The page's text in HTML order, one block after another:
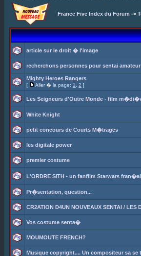
France Five Index du Forum ->
article sur le droit � l'image
recherchons personnes pour sentai amateur
Mighty Heroes Rangers
[ Aller � la page: 1 2 ]
Les Seigneurs d'Outre Monde - film
White Knight
petit concours de Courts M�trages
les digitale power
premier costume
L'ORDRE SITH - un fanfilm Starwars
Pr�sentation, question...
CR2ATION D4UN NOUVEAUX SENTAI / LES
Vos costume senta�
MOUMOUTE FRENCH?
Musique copyright.... Un compositeur sa se